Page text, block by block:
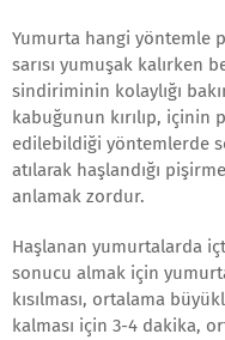
Yumurta hangi yöntemle
sarısı yumuşak kalırken
sindiriminin kolaylığı
kabuğunun kırılıp,
edilebildiği yöntemlerde
atılarak haşlandığı
anlamak zordur.
Haşlanan yumurtalarda
sonucu almak için
kısılması, ortalama
kalması için 3-4 dakika,